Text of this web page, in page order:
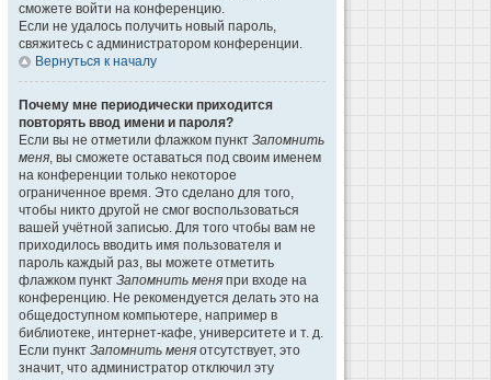
сможете войти на конференцию.
Если не удалось получить новый пароль,
свяжитесь с администратором конференции.
Вернуться к началу
Почему мне периодически приходится
повторять ввод имени и пароля?
Если вы не отметили флажком пункт Запомнить
меня, вы сможете оставаться под своим именем
на конференции только некоторое
ограниченное время. Это сделано для того,
чтобы никто другой не смог воспользоваться
вашей учётной записью. Для того чтобы вам не
приходилось вводить имя пользователя и
пароль каждый раз, вы можете отметить
флажком пункт Запомнить меня при входе на
конференцию. Не рекомендуется делать это на
общедоступном компьютере, например в
библиотеке, интернет-кафе, университете и т. д.
Если пункт Запомнить меня отсутствует, это
значит, что администратор отключил эту